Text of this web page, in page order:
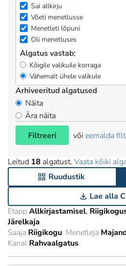
Sai allkirju
Võeti menetlusse
Menetleti lõpuni
Oli menetluses
Algatus vastab:
Kõigile valikuile korraga
Vähemalt ühele valikule
Arhiveeritud algatused
Näita
Ära näita
Filtreeri
või eemalda
Leitud 18 algatust. Vaata kõiki
Ruudustik
Lae alla
EtappAllkirjastamisel
Järelkaja
Saaja Riigikogu Menetleja
Kanal Rahvaalgatus